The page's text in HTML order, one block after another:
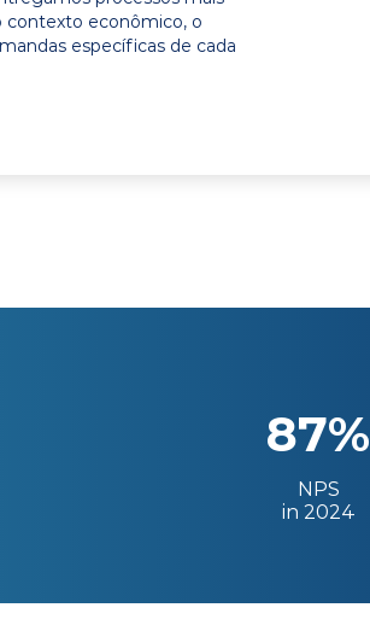
contexto econômico, o
específicas de cada
87%
NPS
in 2024